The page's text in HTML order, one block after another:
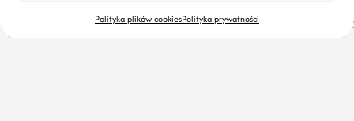
Polityka plików cookiesPolityka prywatności
Zróbmy to!